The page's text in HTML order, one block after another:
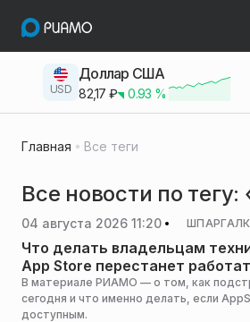
USD
Доллар США
82,17 ₽ 0.93 %
Главная Все теги
Все новости по тегу:
04 августа 2026 11:20
Что делать владельцам
App Store перестанет
В материале РИАМО — о том, как
сегодня и что именно делать, если
доступным.